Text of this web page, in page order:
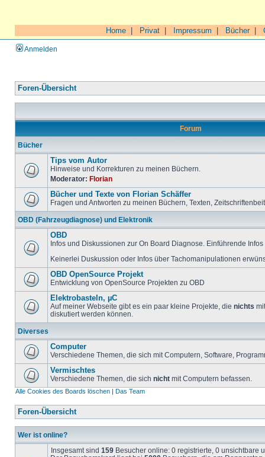
Home Privat Impressum Bücher|
Anmelden
Foren-Übersicht
Forum
Bücher
Tips vom Autor
Hinweise und Korrekturen zu meinen Büchern.
Moderator: Florian
Bücher und Texte von Florian Schäffer
Fragen und Antworten zu meinen Büchern, Texten,
OBD (Fahrzeugdiagnose) und Elektronik
OBD
Infos und Diskussionen zur On Board Diagnose. Einführende
Keinerlei Duskussion oder Infos über Tachomanipulationen
OBD OpenSource Projekt
Entwicklung von OpenSource Projekten zu OBD
Elektrobasteln, µC
Auf meiner Webseite gibt es ein paar kleine Projekte, die nichts
diskutiert werden können.
Diverses
Computer
Verschiedene Themen, die sich mit Computern, Software,
Vermischtes
Verschiedene Themen, die sich nicht mit Computern befassen.
Alle Cookies des Boards löschen | Das Team
Foren-Übersicht
Wer ist online?
Insgesamt sind 159 Besucher online: 0 registrierte, 0 unsichtbare